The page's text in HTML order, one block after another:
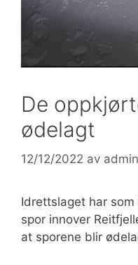
De
ødelagt
12/12/2022 av admin
Idrettslaget har
spor innover
at sporene blir